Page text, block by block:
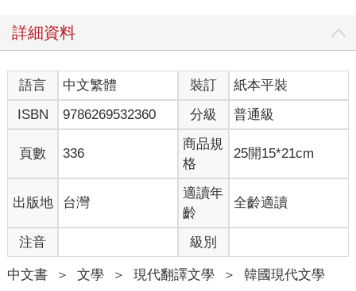
詳細資料
語言 中文繁體 裝訂
紙本平裝
ISBN
9786269532360 分級 普通級
頁數 336
商品規
格
25開15*21cm
出版地 台灣
適讀年
齡
全齡適讀
注音 級別
中文書 ＞ 文學 ＞ 現代翻譯文學 ＞ 韓國現代文學